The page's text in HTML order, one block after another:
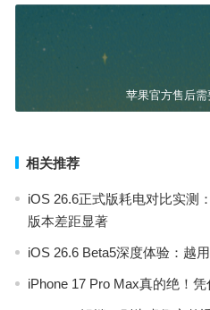
苹果官方售后
相关推荐
iOS 26.6正式版耗电对比实测
版本差距显著
iOS 26.6 Beta5深度体验：越
iPhone 17 Pro Max真的绝！